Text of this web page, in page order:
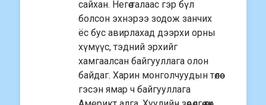
сайхан. Негөө талаас гэр бүл
болсон эхнэрээ зодож занчих
ёс бус авирлахад дээрхи орны
хүмүүс, тэдний эрхийг
хамгаалсан байгууллага олон
байдаг. Харин монголчуудын төлөө
гэсэн ямар ч байгууллага